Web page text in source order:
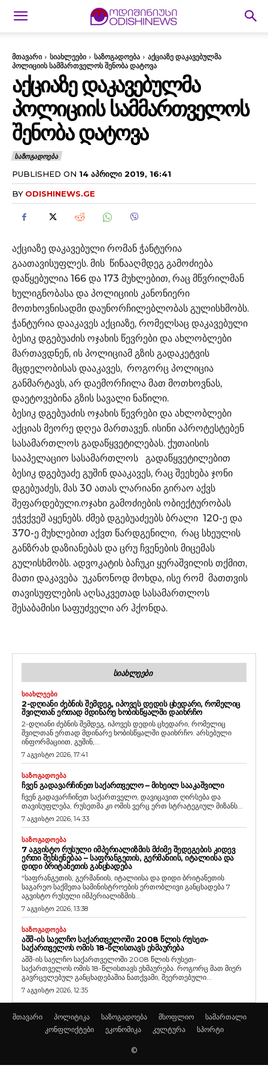
მთავარი სიახლეები საზოგადოება
აქციაზე დაკავებულმა
პოლიციის სამმართველოს შენობა დატოვა
ᲐᲥᲪᲘᲐᲖᲔ ᲓᲐᲙᲐᲕᲔᲑᲣᲚᲛᲐ
ᲞᲝᲚᲘᲪᲘᲘᲡ ᲡᲐᲛᲛᲐᲠᲗᲕᲔᲚᲝᲡ
ᲨᲔᲜᲝᲑᲐ ᲓᲐᲢᲝᲕᲐ
ᲡᲐᲖᲝᲒᲐᲓᲝᲔᲑᲐ
PUBLISHED ON 14 ᲐᲞᲠᲘᲚᲘ 2019, 16:41
BY ODISHINEWS.GE
აქციაზე დაკავებული რომან ჭანტურია
გაათავისუფლეს. მის წინააღმდეგ გამოძიება
დაწყებულია 166 და 173 მუხლებით, რაც მწვრილმან
ხულიგნობასა და პოლიციის კანონიერი
მოთხოვნისადმი დაუნორჩილებლობას გულისხმობს.
ჭანტურია დააკავეს აქციაზე, რომელსაც დაკავებული
ბესიკ დგებუაძის ოჯახის წევრები და ახლობლები
მართავდნენ, ის პოლიციამ გზის გადაკეტვის
მცდელობისას დააკავეს, როგორც პოლიცია
განმარტავს, არ დაემორჩილა მათ მოთხოვნას,
დაეტოვებინა გზის სავალი ნაწილი.
ბესიკ დგებუაძის ოჯახის წევრები და ახლობლები
აქციას მეორე დღეა მართავენ. ისინი აპროტესტებენ
სასამართლოს გადაწყვეტილებას. ქუთაისის
სააპელაციო სასამართლოს გადაწყვეტილებით
ბესიკ დგებუაძე გუშინ დააკავეს, რაც შეეხება ჯონი
დგებუაძეს, მას 30 ათას ლარიანი გირაო აქვს
შეფარდებული.ოჯახი გამოძიების ობიექტურობას
ეჭვქვეშ აყენებს. ძმებ დგებუაძეებს ბრალი 120-ე და
370-ე მუხლებით აქვთ წარდგენილი, რაც სხეულის
განზრახ დაზიანებას და ცრუ ჩვენების მიცემას
გულისხმობს. ადვოკატის ბაჩუკი ყურაშვილის თქმით,
მათი დაკავება უკანონოდ მოხდა, ისე რომ მათთვის
თავისუფლების აღსაკვეთად სასამართლოს
შესაბამისი საფუძველი არ ჰქონდა.
ᲡᲘᲐᲮᲚᲔᲔᲑᲘ
ᲡᲘᲐᲮᲚᲔᲔᲑᲘ
2-ᲓᲦᲘᲐᲜᲘ ᲫᲔᲑᲜᲘᲡ ᲨᲔᲛᲓᲔᲒ, ᲘᲞᲝᲕᲔᲡ ᲓᲔᲓᲘᲡ ᲪᲮᲔᲓᲐᲠᲘ, ᲠᲝᲛᲔᲚᲘᲪ
ᲨᲕᲘᲚᲗᲐᲜ ᲔᲠᲗᲐᲓ ᲛᲓᲘᲜᲐᲠᲔ ᲮᲝᲑᲘᲡᲬᲧᲐᲚᲨᲘ ᲓᲐᲘᲮᲠᲩᲝ
2-დღიანი ძებნის შემდეგ, იპოვეს დედის ცხედარი, რომელიც
შვილთან ერთად მდინარე ხობისწყალში დაიხრჩო. არსებული
ინფორმაციით, გუშინ,...
7 აგვისტო 2026, 17:41
ᲡᲐᲖᲝᲒᲐᲓᲝᲔᲑᲐ
ᲩᲕᲔᲜ ᲒᲐᲓᲐᲕᲐᲠᲩᲘᲜᲔᲗ ᲡᲐᲥᲐᲠᲗᲕᲔᲚᲝ – ᲛᲘᲮᲔᲘᲚ ᲡᲐᲐᲙᲐᲨᲕᲘᲚᲘ
ჩვენ გადავარჩინეთ საქართველო, დავიცავით ღირსება და
თავისუფლება, რუსეთმა კი ომის ვერც ერთ სტრატეგიულ მიზანს...
7 აგვისტო 2026, 14:33
ᲡᲐᲖᲝᲒᲐᲓᲝᲔᲑᲐ
7 ᲐᲒᲕᲘᲡᲢᲝ ᲠᲣᲡᲣᲚᲘ ᲘᲛᲞᲔᲠᲘᲐᲚᲘᲖᲛᲘᲡ ᲛᲫᲘᲛᲔ ᲨᲔᲓᲔᲒᲔᲑᲘᲡ ᲙᲘᲓᲔᲕ
ᲔᲠᲗᲘ ᲨᲔᲮᲡᲔᲜᲔᲑᲐᲐ – ᲡᲐᲤᲠᲐᲜᲒᲔᲗᲘᲡ, ᲒᲔᲠᲛᲐᲜᲘᲘᲡ, ᲘᲢᲐᲚᲘᲘᲡᲐ ᲓᲐ
ᲓᲘᲓᲘ ᲑᲠᲘᲢᲐᲜᲔᲗᲘᲡ ᲒᲐᲜᲪᲮᲐᲓᲔᲑᲐ
“საფრანგეთის, გერმანიის, იტალიისა და დიდი ბრიტანეთის
საგარეო საქმეთა სამინისტროების ერთობლივი განცხადება 7
აგვისტო რუსული იმპერიალიზმის...
7 აგვისტო 2026, 13:38
ᲡᲐᲖᲝᲒᲐᲓᲝᲔᲑᲐ
ᲐᲨᲨ-ᲘᲡ ᲡᲐᲔᲚᲩᲝ ᲡᲐᲥᲐᲠᲗᲕᲔᲚᲝᲨᲘ 2008 ᲬᲚᲘᲡ ᲠᲣᲡᲔᲗ-
ᲡᲐᲥᲐᲠᲗᲕᲔᲚᲝᲡ ᲝᲛᲘᲡ 18-ᲬᲚᲘᲡᲗᲐᲕᲡ ᲔᲮᲛᲐᲣᲠᲔᲑᲐ
აშშ-ის საელჩო საქართველოში 2008 წლის რუსეთ-
საქართველოს ომის 18-წლისთავს ეხმაურება. როგორც მათ მიერ
გავრცელებულ განცხადებაშია ნათქვამი, შეერთებული...
7 აგვისტო 2026, 12:35
მთავარი პოლიტიკა საზოგადოება მსოფლიო
სამართალი
კონფლიქტები
ეკონომიკა კულტურა სპორტი
©